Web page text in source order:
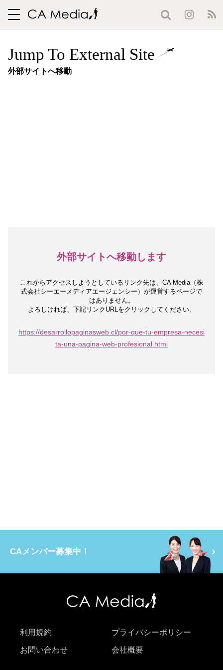
toggle
Jump To External Site
外部サイトへ移動
外部サイトへ移動します
これからアクセスしようとしているリンク先は、 CA Media（株
式会社シーエーメディアエージェンシー）が運営するページで
はありません。
よろしければ、下記リンクURLをクリックしてください。
https://desarrollopaginasweb.cl/por-que-tu-empresa-necesi
ta-una-pagina-web-profesional.html
CAメンバー募集中！
利用規約 プライバシーポリシー
お問い合わせ 会社概要